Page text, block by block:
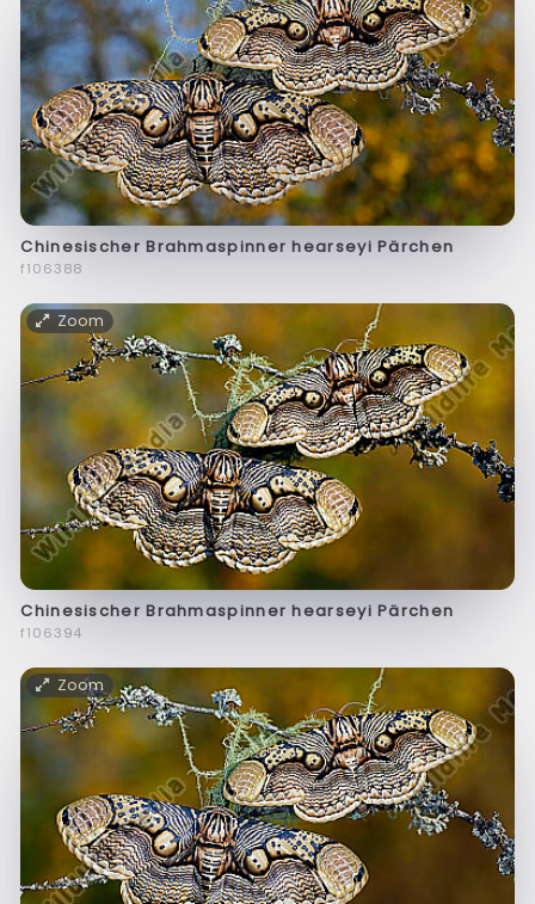
Chinesischer Brahmaspinner hearseyi Pärchen
f106388
Zoom
Chinesischer Brahmaspinner hearseyi Pärchen
f106394
Zoom